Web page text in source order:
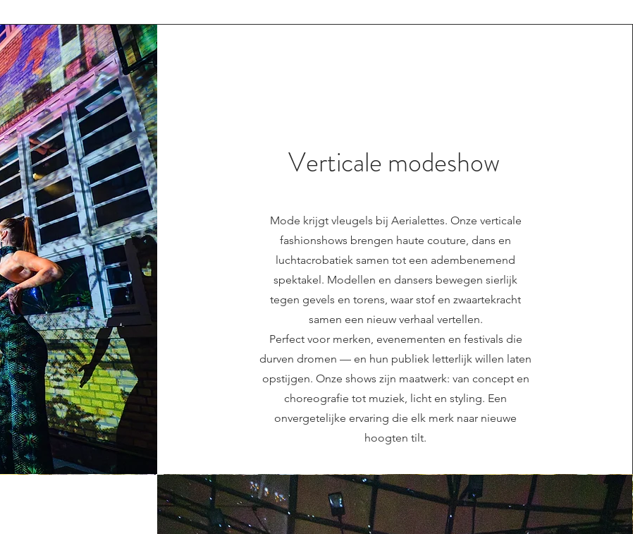
Verticale modeshow
Mode krijgt vleugels bij Aerialettes. Onze verticale
fashionshows brengen haute couture, dans en
luchtacrobatiek samen tot een adembenemend
spektakel. Modellen en dansers bewegen sierlijk
tegen gevels en torens, waar stof en zwaartekracht
samen een nieuw verhaal vertellen.
Perfect voor merken, evenementen en festivals die
durven dromen — en hun publiek letterlijk willen laten
opstijgen. Onze shows zijn maatwerk: van concept en
choreografie tot muziek, licht en styling. Een
onvergetelijke ervaring die elk merk naar nieuwe
hoogten tilt.